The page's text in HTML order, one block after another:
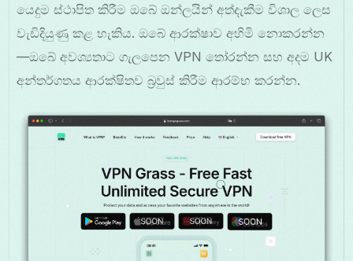
යෙදුම ස්ථාපිත කිරීම ඔබේ ඔන්ලයින් අත්දැකීම විශාල ලෙස
වැඩිදියුණු කළ හැකිය. ඔබේ ආරක්ෂාව අහිමි නොකරන්න
—ඔබේ අවශ්‍යතාට ගැලපෙන VPN තෝරන්න සහ අදම UK
අන්තර්ගතය ආරක්ෂිතව බ්‍රවුස් කිරීම ආරම්භ කරන්න.